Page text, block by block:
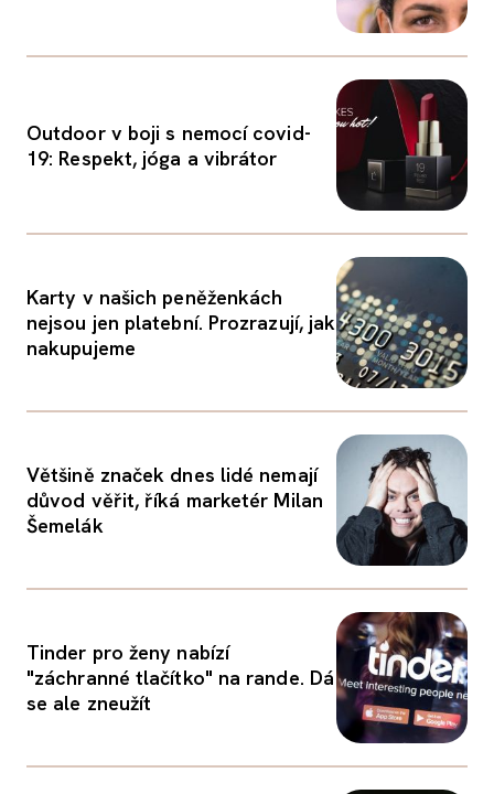
Outdoor v boji s nemocí covid-
19: Respekt, jóga a vibrátor
Karty v našich peněženkách
nejsou jen platební. Prozrazují, jak
nakupujeme
Většině značek dnes lidé nemají
důvod věřit, říká marketér Milan
Šemelák
Tinder pro ženy nabízí
"záchranné tlačítko" na rande. Dá
se ale zneužít